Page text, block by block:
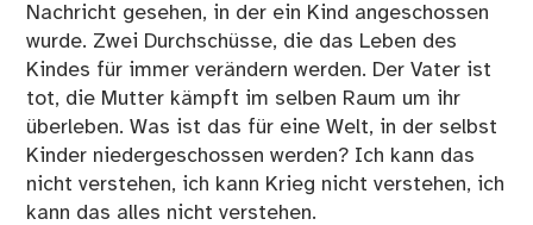
Nachricht gesehen, in der ein Kind angeschossen
wurde. Zwei Durchschüsse, die das Leben des
Kindes für immer verändern werden. Der Vater ist
tot, die Mutter kämpft im selben Raum um ihr
überleben. Was ist das für eine Welt, in der selbst
Kinder niedergeschossen werden? Ich kann das
nicht verstehen, ich kann Krieg nicht verstehen, ich
kann das alles nicht verstehen.